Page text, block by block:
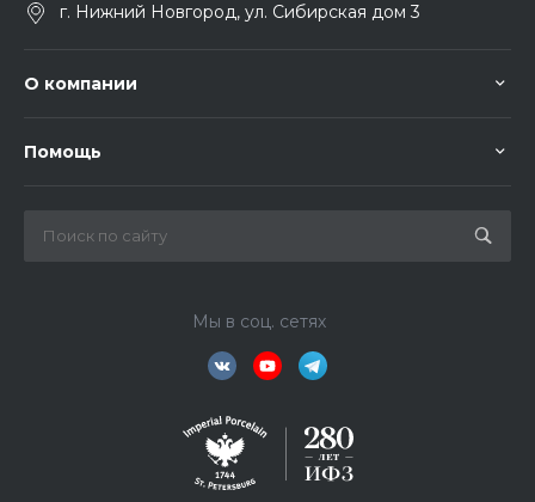
г. Нижний Новгород, ул. Сибирская дом 3
О компании
Помощь
Мы в соц. сетях